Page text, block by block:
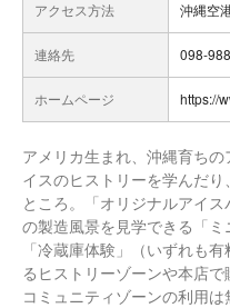
アクセス方法 沖縄空
連絡先 098-
ホームページ https://
アメリカ生まれ、沖縄育ち
イスのヒストリーを学んだ
ところ。「オリジナルアイ
の製造風景を見学できる「
「冷蔵庫体験」（いずれも
るヒストリーゾーンや本店
コミュニティゾーンの利用は